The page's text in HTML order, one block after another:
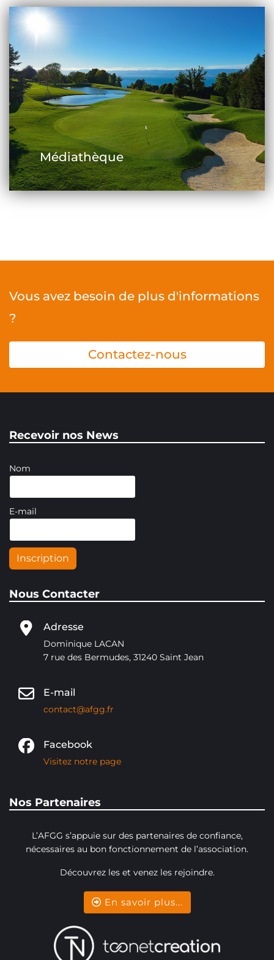
Médiathèque
Vous avez besoin de plus d'informations
?
Contactez-nous
Recevoir nos News
Nom
E-mail
Inscription
Nous Contacter
Adresse
Dominique LACAN
7 rue des Bermudes, 31240 Saint Jean
E-mail
contact@afgg.fr
Facebook
Visitez notre page
Nos Partenaires
L’AFGG s’appuie sur des partenaires de confiance,
nécessaires au bon fonctionnement de l’association.
Découvrez les et venez les rejoindre.
En savoir plus...